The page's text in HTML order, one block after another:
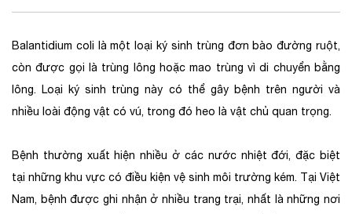
Balantidium coli là một loại ký sinh trùng đơn bào đường ruột,
còn được gọi là trùng lông hoặc mao trùng vì di chuyển bằng
lông. Loại ký sinh trùng này có thể gây bệnh trên người và
nhiều loài động vật có vú, trong đó heo là vật chủ quan trọng.
Bệnh thường xuất hiện nhiều ở các nước nhiệt đới, đặc biệt
tại những khu vực có điều kiện vệ sinh môi trường kém. Tại Việt
Nam, bệnh được ghi nhận ở nhiều trang trại, nhất là những nơi